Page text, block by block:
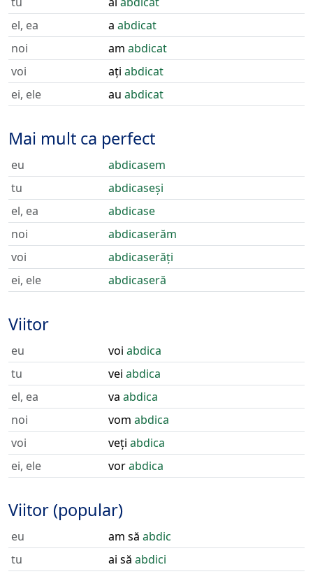
el, ea
a abdicat
noi
am abdicat
voi
ați abdicat
ei, ele
au abdicat
Mai mult ca perfect
eu
abdicasem
tu
abdicaseși
el, ea
abdicase
noi
abdicaserăm
voi
abdicaserăți
ei, ele
abdicaseră
Viitor
eu voi abdica
tu
vei abdica
el, ea
va abdica
noi
vom abdica
voi
veți abdica
ei, ele
vorabdica
Viitor (popular)
eu am să abdic
tu
ai să abdici